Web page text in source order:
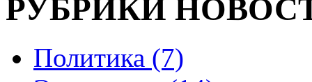
РУБРИКИ
Политика (7)